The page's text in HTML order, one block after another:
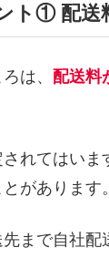
ト① 配送
は、 配送料
れてはいま
があります。
まで自社配